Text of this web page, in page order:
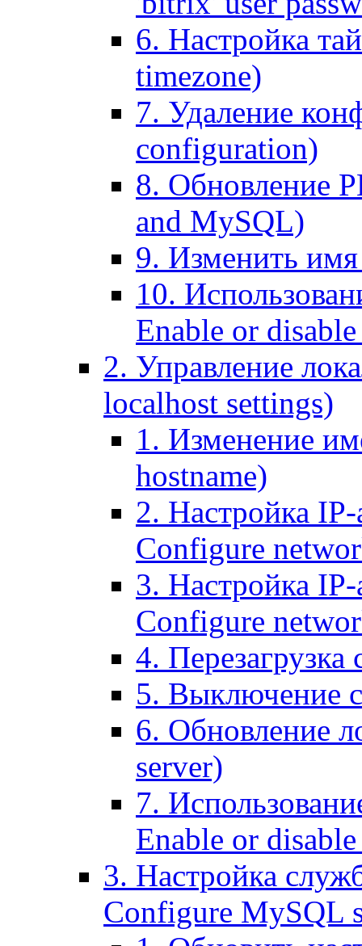
6. Настройка
timezone)
7. Удаление
configuration)
8. Обновление
and MySQL)
9. Изменить имя
10.
Enable or
2. Управление
localhost settings)
1. Изменение
hostname)
2. Настройка IP-
Configure
3. Настройка
Configure
4. Перезагрузка
5. Выключение
6. Обновление
server)
7.
Enable or
3. Настройка
Configure MySQL